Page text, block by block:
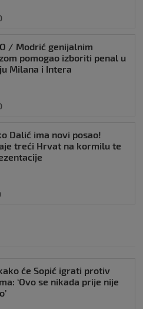
/ Modrić genijalnim
pomogao izboriti penal u
Milana i Intera
Dalić ima novi posao!
treći Hrvat na kormilu te
će Sopić igrati protiv
‘Ovo se nikada prije nije